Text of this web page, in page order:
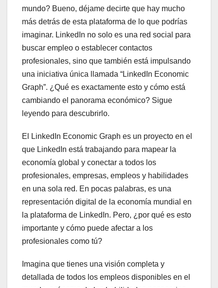
mundo? Bueno, déjame decirte que hay mucho
más detrás de esta plataforma de lo que podrías
imaginar. LinkedIn no solo es una red social para
buscar empleo o establecer contactos
profesionales, sino que también está impulsando
una iniciativa única llamada “LinkedIn Economic
Graph”. ¿Qué es exactamente esto y cómo está
cambiando el panorama económico? Sigue
leyendo para descubrirlo.
El LinkedIn Economic Graph es un proyecto en el
que LinkedIn está trabajando para mapear la
economía global y conectar a todos los
profesionales, empresas, empleos y habilidades
en una sola red. En pocas palabras, es una
representación digital de la economía mundial en
la plataforma de LinkedIn. Pero, ¿por qué es esto
importante y cómo puede afectar a los
profesionales como tú?
Imagina que tienes una visión completa y
detallada de todos los empleos disponibles en el